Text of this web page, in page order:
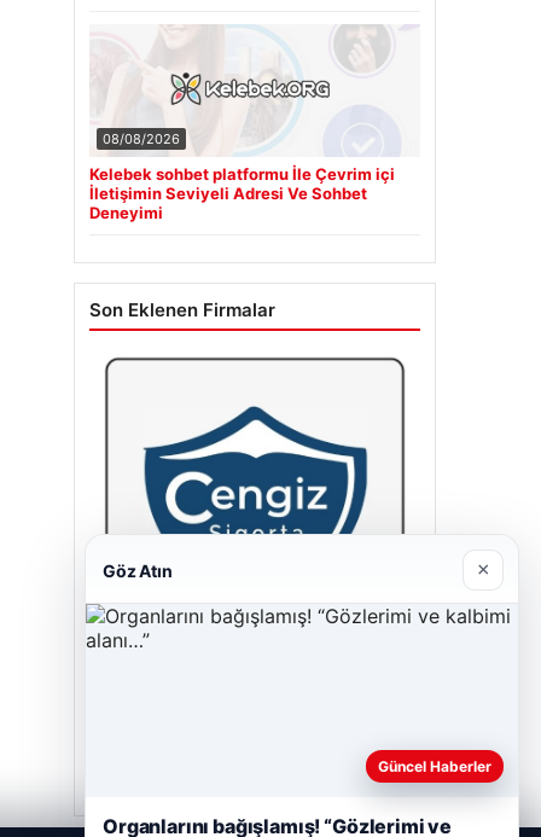
08/08/2026
Kelebek sohbet platformu İle Çevrim içi
İletişimin Seviyeli Adresi Ve Sohbet
Deneyimi
Son Eklenen Firmalar
Göz Atın ×
Güncel Haberler
Organlarını bağışlamış! “Gözlerimi ve